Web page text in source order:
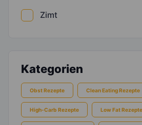
Zimt
Kategorien
Obst Rezepte Clean Eating Rezepte
High-Carb Rezepte Low Fat Rezepte